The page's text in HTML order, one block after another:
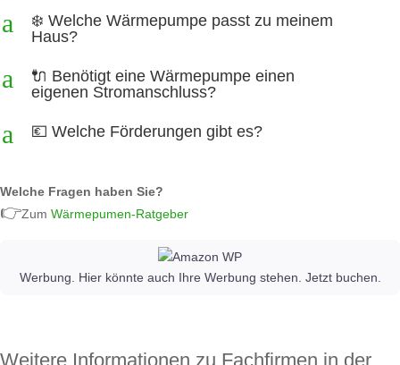
a
❄️ Welche Wärmepumpe passt zu meinem
Haus?
a
🔌 Benötigt eine Wärmepumpe einen
eigenen Stromanschluss?
a 💶 Welche Förderungen gibt es?
Welche Fragen haben Sie?
👉Zum Wärmepumen-Ratgeber
Werbung. Hier könnte auch Ihre Werbung stehen. Jetzt buchen.
Weitere Informationen zu Fachfirmen in der